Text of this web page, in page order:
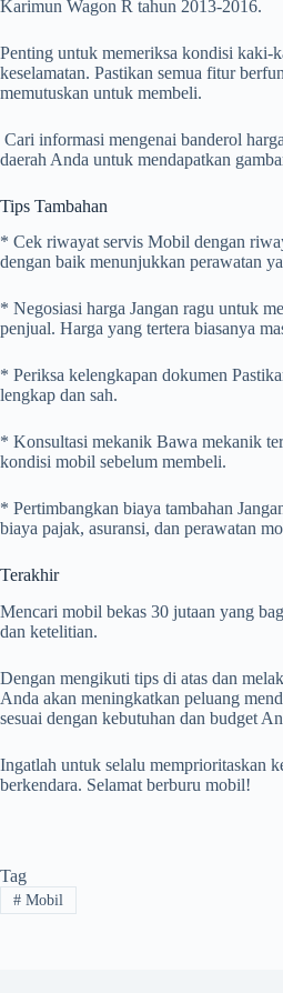
Karimun Wagon R tahun 2013-2016.
Penting untuk memeriksa kondisi kaki-
keselamatan. Pastikan semua fitur
memutuskan untuk membeli.
Cari informasi mengenai banderol
daerah Anda untuk mendapatkan
Tips Tambahan
* Cek riwayat servis Mobil dengan
dengan baik menunjukkan perawatan
* Negosiasi harga Jangan ragu untuk
penjual. Harga yang tertera biasanya
* Periksa kelengkapan dokumen
lengkap dan sah.
* Konsultasi mekanik Bawa mekanik
kondisi mobil sebelum membeli.
* Pertimbangkan biaya tambahan
biaya pajak, asuransi, dan perawatan
Terakhir
Mencari mobil bekas 30 jutaan yang
dan ketelitian.
Dengan mengikuti tips di atas dan
Anda akan meningkatkan peluang
sesuai dengan kebutuhan dan budget
Ingatlah untuk selalu memprioritaskan
berkendara. Selamat berburu mobil!
Tag
#Mobil